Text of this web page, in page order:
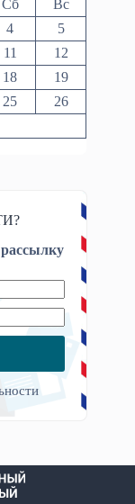
Сб
Вс
4
5
11
12
18
19
25
26